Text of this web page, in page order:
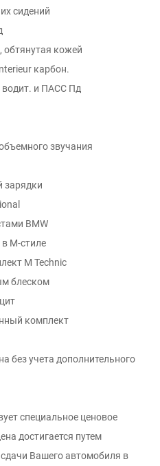
сидений
обтянутая кожей
карбон.
и ПАСС Пд
звучания
зарядки
BMW
M-стиле
M Technic
блеском
комплект
без учета дополнительного
специальное ценовое
достигается путем
Вашего автомобиля в